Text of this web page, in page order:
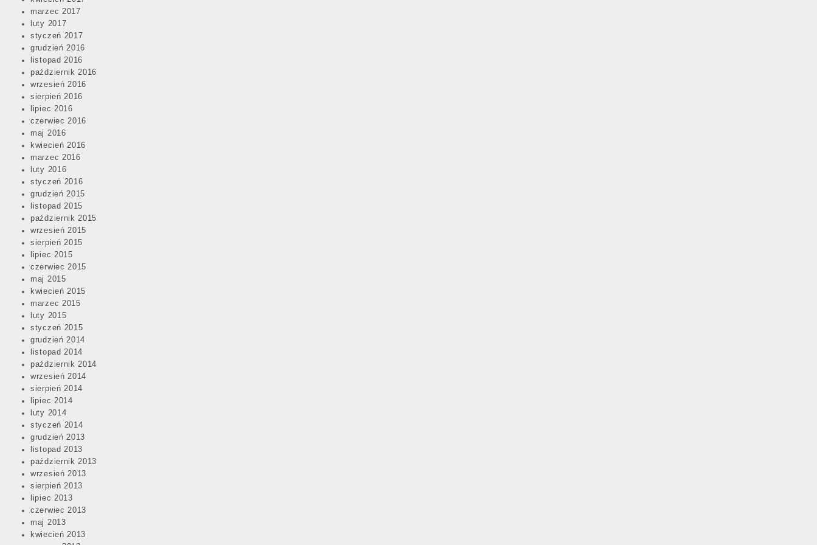
marzec 2017
luty 2017
styczeń 2017
grudzień 2016
listopad 2016
październik 2016
wrzesień 2016
sierpień 2016
lipiec 2016
czerwiec 2016
maj 2016
kwiecień 2016
marzec 2016
luty 2016
styczeń 2016
grudzień 2015
listopad 2015
październik 2015
wrzesień 2015
sierpień 2015
lipiec 2015
czerwiec 2015
maj 2015
kwiecień 2015
marzec 2015
luty 2015
styczeń 2015
grudzień 2014
listopad 2014
październik 2014
wrzesień 2014
sierpień 2014
lipiec 2014
luty 2014
styczeń 2014
grudzień 2013
listopad 2013
październik 2013
wrzesień 2013
sierpień 2013
lipiec 2013
czerwiec 2013
maj 2013
kwiecień 2013